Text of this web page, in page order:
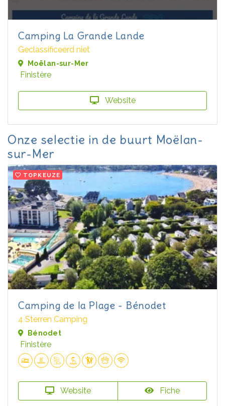
Camping La Grande Lande
Geclassificeerd niet
Moëlan-sur-Mer
Finistère
Website
Onze selectie in de buurt Moëlan-
sur-Mer
TOPKEUZE
Camping de la Plage - Bénodet
4 Sterren Camping
Bénodet
Finistère
Website Fiche